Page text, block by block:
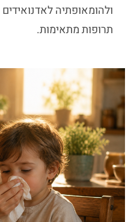
ולהומאופתיה לאדנואידים
תרופות מתאימות.